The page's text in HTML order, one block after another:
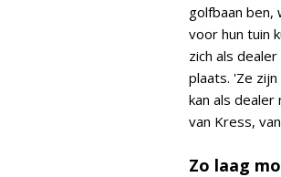
golfbaan
voor hun tuin
zich als
plaats. 'Ze
kan als
van Kress,
Zo laag